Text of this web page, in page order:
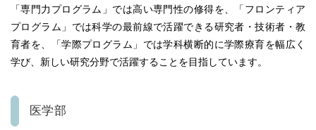
「専門力プログラム」では高い専門性の修得を、「フロンティア
プログラム」では科学の最前線で活躍できる研究者・技術者・教
育者を、「学際プログラム」では学科横断的に学際療育を幅広く
学び、新しい研究分野で活躍することを目指しています。
医学部